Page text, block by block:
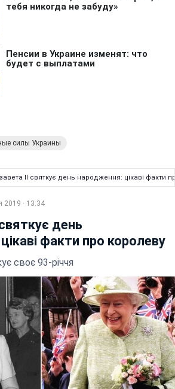
силы Украины
II святкує день народження: цікаві факти
2019 · 13:34
день
факти про королеву
своє 93-річчя